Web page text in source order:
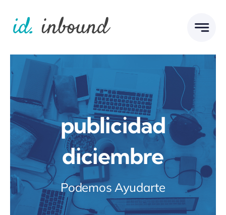
content
publicidad
diciembre
Podemos Ayudarte